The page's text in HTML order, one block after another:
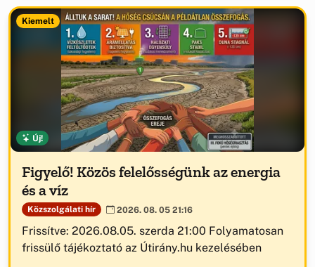
Kiemelt
Új!
Figyelő! Közös felelősségünk az energia
és a víz
Közszolgálati hír 2026. 08. 05 21:16
Frissítve: 2026.08.05. szerda 21:00 Folyamatosan
frissülő tájékoztató az Útirány.hu kezelésében